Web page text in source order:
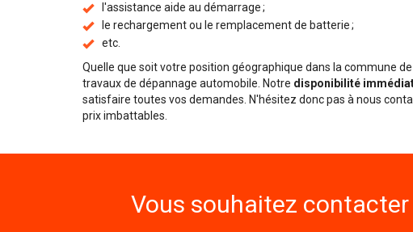
l'assistance aide au démarrage ;
le rechargement ou le remplacement de batterie ;
etc.
Quelle que soit votre position géographique dans la commune
travaux de dépannage automobile. Notre disponibilité
satisfaire toutes vos demandes. N'hésitez donc pas à nous
prix imbattables.
Vous souhaitez